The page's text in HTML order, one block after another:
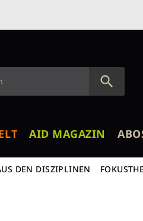
AID MAGAZIN
DEN DISZIPLINEN